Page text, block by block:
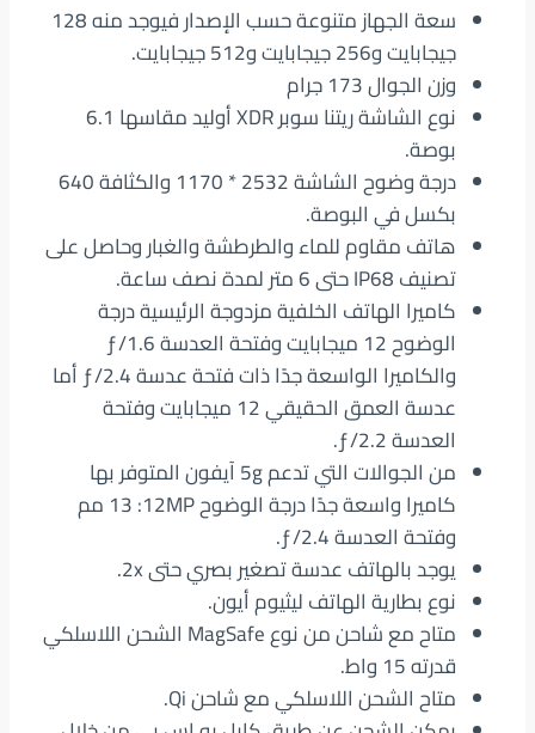
سعة الجهاز متنوعة حسب الإصدار فيوجد منه 128
جيجابايت و256 جيجابايت و512 جيجابايت.
وزن الجوال 173 جرام
نوع الشاشة ريتنا سوبر XDR أوليد مقاسها 6.1
بوصة.
درجة وضوح الشاشة 2532 * 1170 والكثافة 640
بكسل في البوصة.
هاتف مقاوم للماء والطرطشة والغبار وحاصل على
تصنيف IP68 حتى 6 متر لمدة نصف ساعة.
كاميرا الهاتف الخلفية مزدوجة الرئيسية درجة
الوضوح 12 ميجابايت‏ وفتحة العدسة ƒ/1.6
والكاميرا الواسعة جدًا ذات فتحة عدسة ƒ/2.4 أما
عدسة العمق الحقيقي 12 ميجابايت وفتحة
العدسة ƒ/2.2.
من الجوالات التي تدعم 5g آيفون المتوفر بها
كاميرا واسعة جدًا درجة الوضوح 12MP‏: 13 مم
وفتحة العدسة ƒ/2.4.
يوجد بالهاتف عدسة تصغير بصري حتى 2x.
نوع بطارية الهاتف ليثيوم أيون.
متاح مع شاحن من نوع MagSafe‏ الشحن اللاسلكي
قدرته 15 واط.
متاح الشحن اللاسلكي مع شاحن Qi‏.